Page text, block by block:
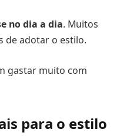
no dia a dia. Muitos
de adotar o estilo.
gastar muito com
para o estilo